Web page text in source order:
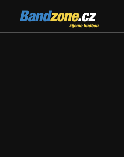
Bandzone.cz
žijeme hudbou